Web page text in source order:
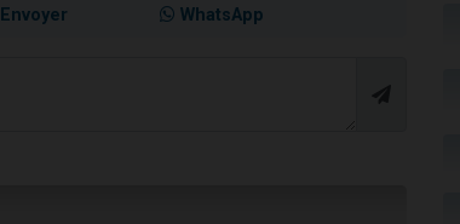
Envoyer WhatsApp